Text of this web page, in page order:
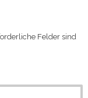
Felder sind